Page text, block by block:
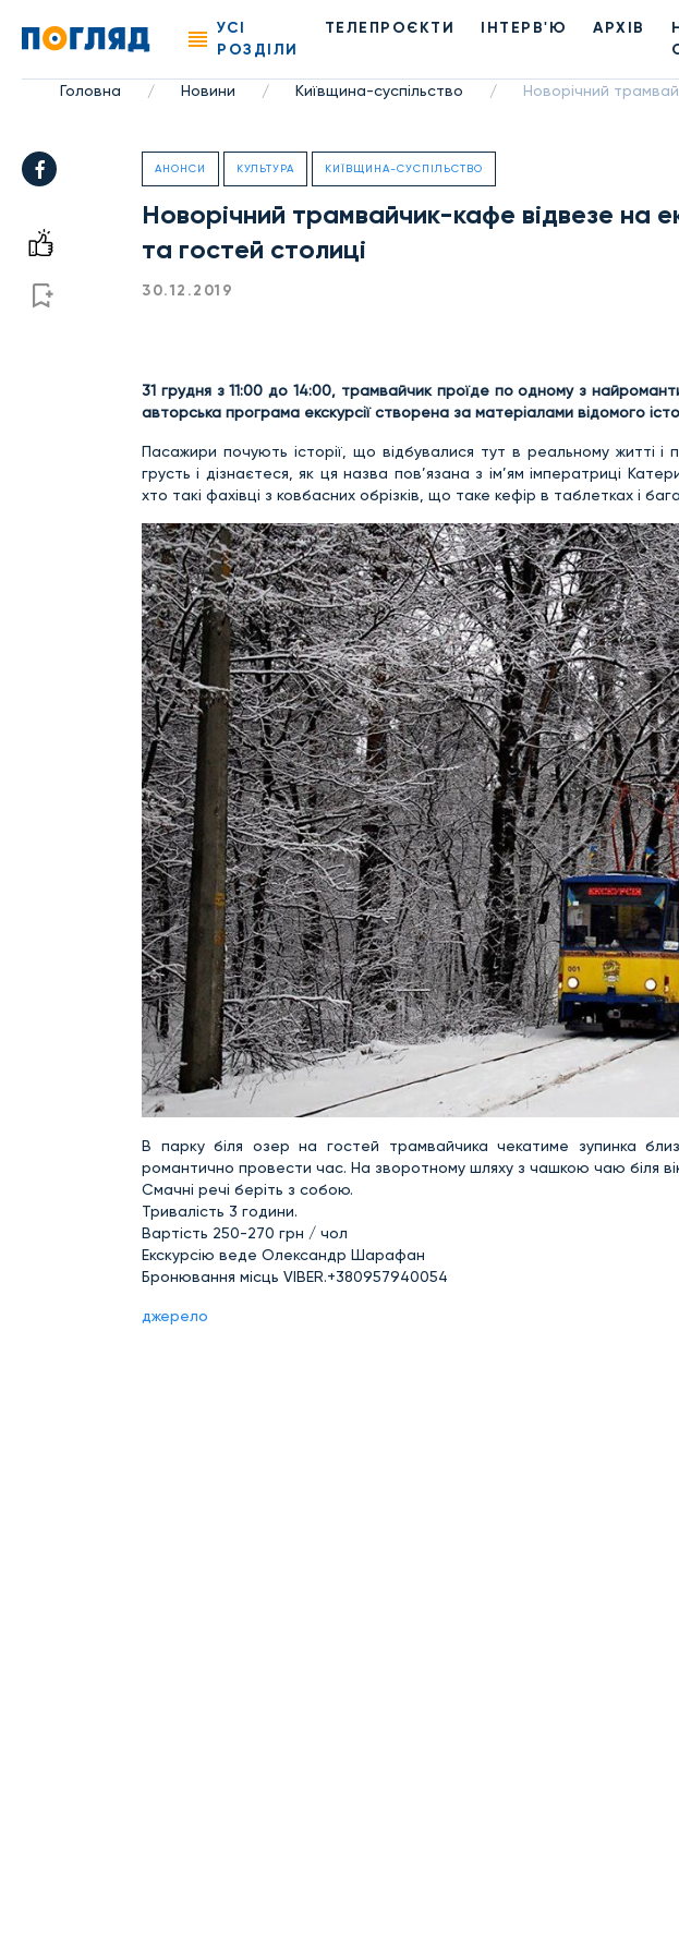
УСІ
РОЗДІЛИ
ТЕЛЕПРОЄКТИ ІНТЕРВ'Ю АРХІВ
Головна / Новини / Київщина-суспільство / Новорічний
АНОНСИ КУЛЬТУРА КИЇВЩИНА-СУСПІЛЬСТВО
Новорічний трамвайчик-кафе відвезе на
та гостей столиці
30.12.2019
31 грудня з 11:00 до 14:00, трамвайчик проїде по одному з
авторська програма екскурсії створена за матеріалами відомого
Пасажири почують історії, що відбувалися тут в реальному житті
грусть і дізнаєтеся, як ця назва пов’язана з ім’ям імператриці
хто такі фахівці з ковбасних обрізків, що таке кефір в таблетках і
В парку біля озер на гостей трамвайчика чекатиме зупинка
романтично провести час. На зворотному шляху з чашкою чаю біля
Смачні речі беріть з собою.
Тривалість 3 години.
Вартість 250-270 грн / чол
Екскурсію веде Олександр Шарафан
Бронювання місць VIBER.+380957940054
джерело